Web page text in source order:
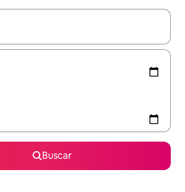
estiverem disponíveis, explore-os
Buscar